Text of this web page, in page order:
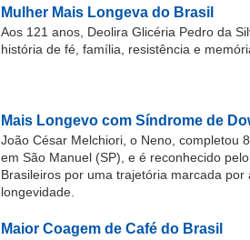
Mulher Mais Longeva do Brasil
Aos 121 anos, Deolira Glicéria Pedro da
história de fé, família, resistência e
Mais Longevo com Síndrome de
João César Melchiori, o Neno, completou
em São Manuel (SP), e é reconhecido
Brasileiros por uma trajetória marcada por
longevidade.
Maior Coagem de Café do Brasil